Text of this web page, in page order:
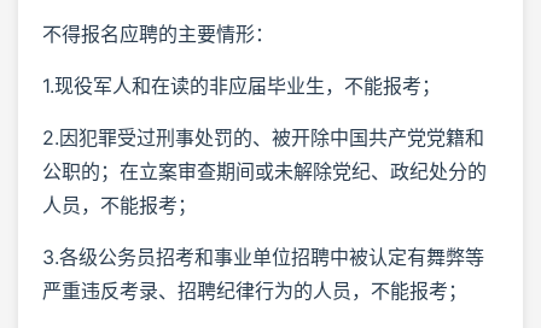
不得报名应聘的主要情形：
1.现役军人和在读的非应届毕业生，不能报考；
2.因犯罪受过刑事处罚的、被开除中国共产党党籍和
公职的；在立案审查期间或未解除党纪、政纪处分的
人员，不能报考；
3.各级公务员招考和事业单位招聘中被认定有舞弊等
严重违反考录、招聘纪律行为的人员，不能报考；